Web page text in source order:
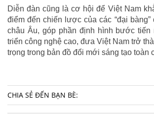
Diễn đàn cũng là cơ hội để Việt Nam
điểm đến chiến lược của các “đại bàng”
châu Âu, góp phần định hình bước
triển công nghệ cao, đưa Việt Nam trở
trọng trong bản đồ đổi mới sáng tạo toàn
CHIA SẺ ĐẾN BẠN BÈ: